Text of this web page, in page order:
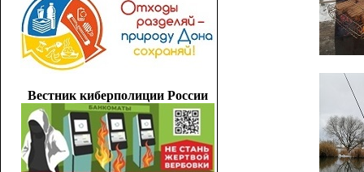
Вестник киберполиции России